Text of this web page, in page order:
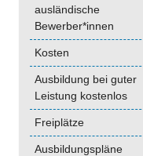
ausländische
Bewerber*innen
Kosten
Ausbildung bei guter
Leistung kostenlos
Freiplätze
Ausbildungspläne